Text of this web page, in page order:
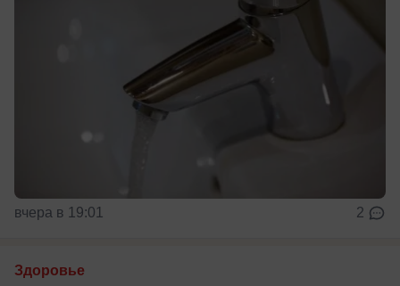
вчера в 19:01 2
Здоровье